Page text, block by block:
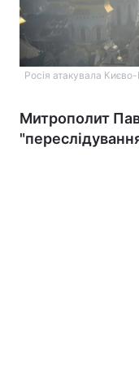
Росія атакувала
Митрополит